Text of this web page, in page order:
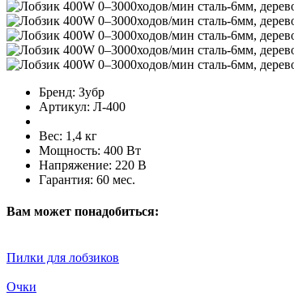
Бренд: Зубр
Артикул: Л-400
Вес: 1,4 кг
Мощность: 400 Вт
Напряжение: 220 В
Гарантия: 60 мес.
Вам может понадобиться:
Пилки для лобзиков
Очки